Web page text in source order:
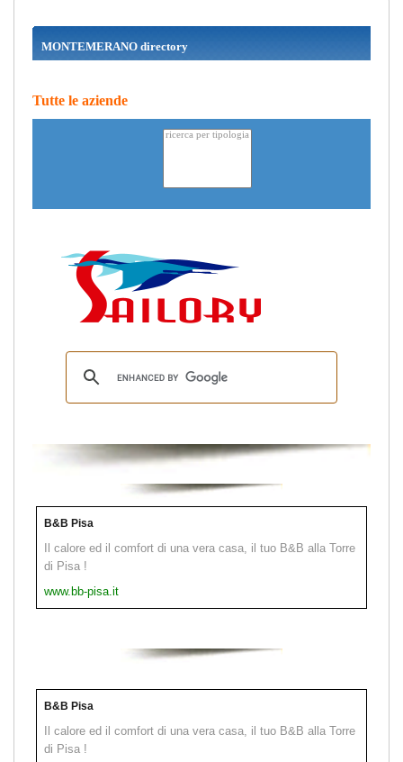
MONTEMERANO directory
Tutte le aziende
B&B Pisa
Il calore ed il comfort di una vera casa, il tuo B&B alla Torre
di Pisa !
www.bb-pisa.it
B&B Pisa
Il calore ed il comfort di una vera casa, il tuo B&B alla Torre
di Pisa !